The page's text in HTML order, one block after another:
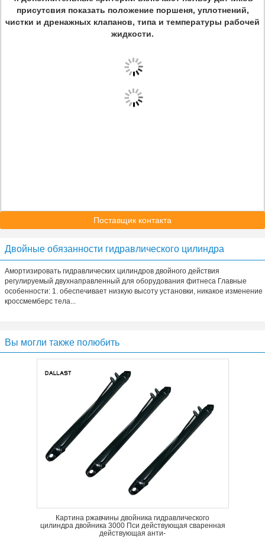
присутсвия показать положение поршеня, уплотнений,
чистки и дренажных клапанов, типа и температуры рабочей
жидкости.
Поставщик контакта
Двойные обязанности гидравлического цилиндра
Амортизировать гидравлических цилиндров двойного действия
регулируемый двухнаправленный для оборудования фитнеса Главные
особенности: 1. обеспечивает низкую высоту установки, никакое изменение
кроссмемберс тела...
Вы могли также полюбить
Картина ржавчины двойника гидравлического
цилиндра двойника 3000 Пси действующая сваренная
действующая анти-